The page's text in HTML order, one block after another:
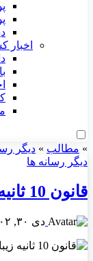
اخبار
» مطالب » دیگر
دیگر رسانه ها
قانون 10 ثانیه زیبایی و جوانی؛ راز زیبایی و جذابیت زنان کره ای برملا شد!
دی ۳۰, ۱۴۰۲